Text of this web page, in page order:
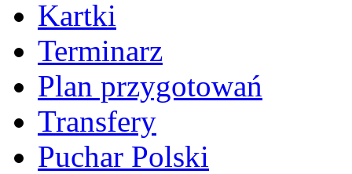
Kartki
Terminarz
Plan przygotowań
Transfery
Puchar Polski